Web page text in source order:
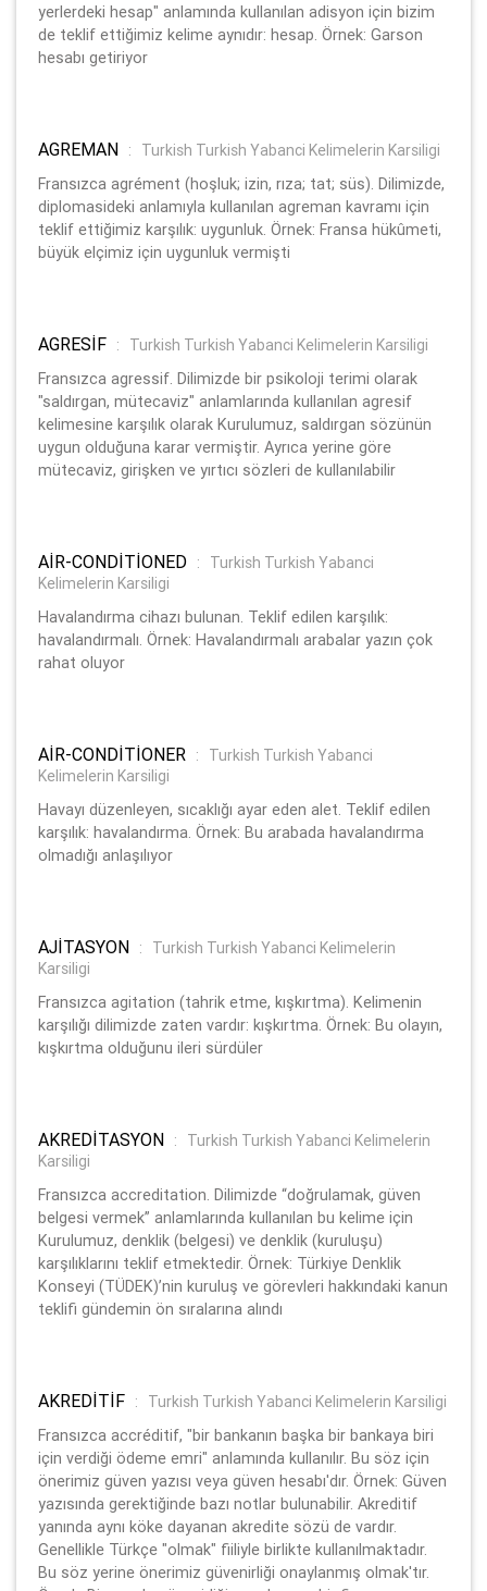
yerlerdeki hesap" anlamında kullanılan adisyon için bizim
de teklif ettiğimiz kelime aynıdır: hesap. Örnek: Garson
hesabı getiriyor
AGREMAN :
Turkish Turkish Yabanci Kelimelerin Karsiligi
Fransızca agrément (hoşluk; izin, rıza; tat; süs). Dilimizde,
diplomasideki anlamıyla kullanılan agreman kavramı için
teklif ettiğimiz karşılık: uygunluk. Örnek: Fransa hükûmeti,
büyük elçimiz için uygunluk vermişti
AGRESİF :
Turkish Turkish Yabanci Kelimelerin Karsiligi
Fransızca agressif. Dilimizde bir psikoloji terimi olarak
"saldırgan, mütecaviz" anlamlarında kullanılan agresif
kelimesine karşılık olarak Kurulumuz, saldırgan sözünün
uygun olduğuna karar vermiştir. Ayrıca yerine göre
mütecaviz, girişken ve yırtıcı sözleri de kullanılabilir
AİR-CONDİTİONED :
Turkish Turkish Yabanci
Kelimelerin Karsiligi
Havalandırma cihazı bulunan. Teklif edilen karşılık:
havalandırmalı. Örnek: Havalandırmalı arabalar yazın çok
rahat oluyor
AİR-CONDİTİONER :
Turkish Turkish Yabanci
Kelimelerin Karsiligi
Havayı düzenleyen, sıcaklığı ayar eden alet. Teklif edilen
karşılık: havalandırma. Örnek: Bu arabada havalandırma
olmadığı anlaşılıyor
AJİTASYON :
Turkish Turkish Yabanci Kelimelerin
Karsiligi
Fransızca agitation (tahrik etme, kışkırtma). Kelimenin
karşılığı dilimizde zaten vardır: kışkırtma. Örnek: Bu olayın,
kışkırtma olduğunu ileri sürdüler
AKREDİTASYON :
Turkish Turkish Yabanci Kelimelerin
Karsiligi
Fransızca accreditation. Dilimizde “doğrulamak, güven
belgesi vermek” anlamlarında kullanılan bu kelime için
Kurulumuz, denklik (belgesi) ve denklik (kuruluşu)
karşılıklarını teklif etmektedir. Örnek: Türkiye Denklik
Konseyi (TÜDEK)’nin kuruluş ve görevleri hakkındaki kanun
teklifi gündemin ön sıralarına alındı
AKREDİTİF :
Turkish Turkish Yabanci Kelimelerin Karsiligi
Fransızca accréditif, "bir bankanın başka bir bankaya biri
için verdiği ödeme emri" anlamında kullanılır. Bu söz için
önerimiz güven yazısı veya güven hesabı'dır. Örnek: Güven
yazısında gerektiğinde bazı notlar bulunabilir. Akreditif
yanında aynı köke dayanan akredite sözü de vardır.
Genellikle Türkçe "olmak" fiiliyle birlikte kullanılmaktadır.
Bu söz yerine önerimiz güvenirliği onaylanmış olmak'tır.